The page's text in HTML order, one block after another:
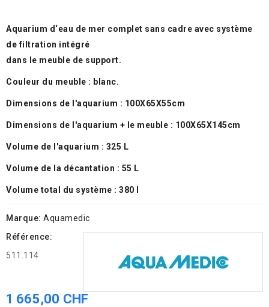
Aquarium d‘eau de mer complet sans cadre avec système
de filtration intégré
dans le meuble de support.
Couleur du meuble : blanc.
Dimensions de l'aquarium : 100X65X55cm
Dimensions de l'aquarium + le meuble : 100X65X145cm
Volume de l'aquarium : 325 L
Volume de la décantation : 55 L
Volume total du système : 380 l
Marque: Aquamedic
Référence:
511.114
1 665,00 CHF